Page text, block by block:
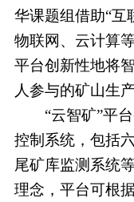
华课题组借助“互
物联网、云计算
平台创新性地将
人参与的矿山生
“云智矿”平台
控制系统，包括
尾矿库监测系统
理念，平台可根